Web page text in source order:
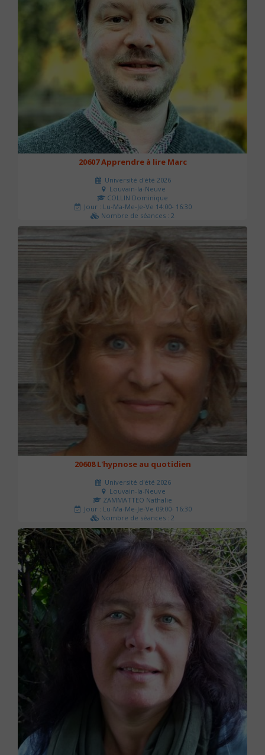
20607 Apprendre à lire Marc
Université d'été 2026
Louvain-la-Neuve
COLLIN Dominique
Jour : Lu-Ma-Me-Je-Ve 14:00- 16:30
Nombre de séances : 2
51 €
20608 L'hypnose au quotidien
Université d'été 2026
Louvain-la-Neuve
ZAMMATTEO Nathalie
Jour : Lu-Ma-Me-Je-Ve 09:00- 16:30
Nombre de séances : 2
140 €